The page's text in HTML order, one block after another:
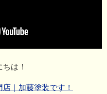
は！
｜加藤塗装です！